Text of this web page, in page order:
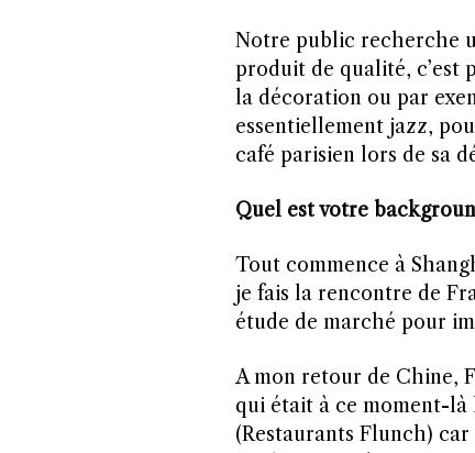
Notre public recherche
produit de qualité, c’est
la décoration ou par
essentiellement jazz,
café parisien lors de sa
Quel est votre
Tout commence à
je fais la rencontre de
étude de marché pour
A mon retour de Chine,
qui était à ce moment-là
(Restaurants Flunch)